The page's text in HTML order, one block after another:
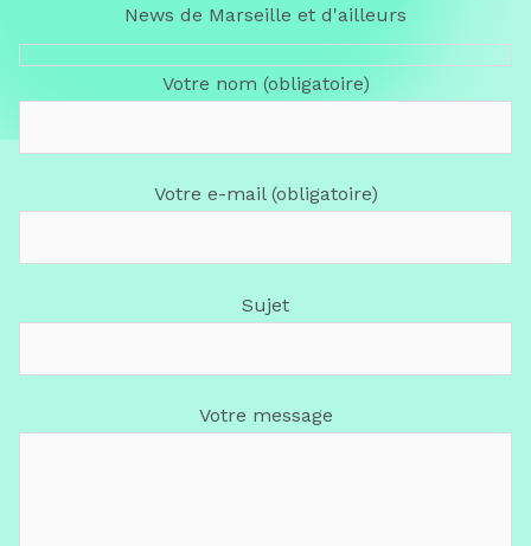
News de Marseille et d'ailleurs
Votre nom (obligatoire)
Votre e-mail (obligatoire)
Sujet
Votre message